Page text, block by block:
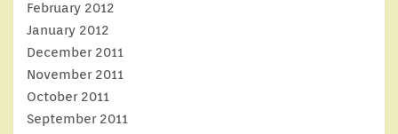
February 2012
January 2012
December 2011
November 2011
October 2011
September 2011